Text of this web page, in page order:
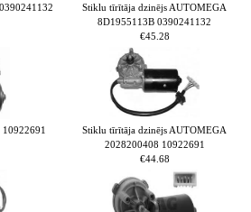
Stiklu tīrītāja dzinējs AUTOMEGA
8D1955113B 0390241132
€45.28
Stiklu tīrītāja dzinējs AUTOMEGA
2028200408 10922691
€44.68